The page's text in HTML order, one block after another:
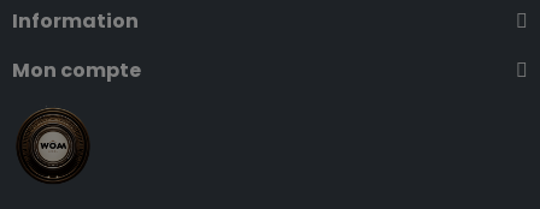
Information
Mon compte